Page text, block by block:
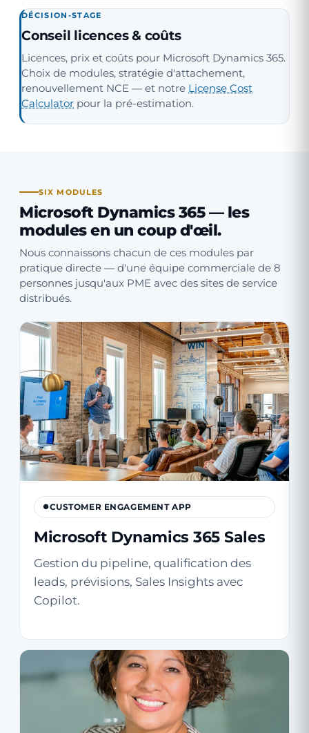
DÉCISION-STAGE
Conseil licences & coûts
Licences, prix et coûts pour Microsoft Dynamics 365.
Choix de modules, stratégie d'attachement,
renouvellement NCE — et notre License Cost
Calculator pour la pré-estimation.
SIX MODULES
Microsoft Dynamics 365 — les
modules en un coup d'œil.
Nous connaissons chacun de ces modules par
pratique directe — d'une équipe commerciale de 8
personnes jusqu'aux PME avec des sites de service
distribués.
CUSTOMER ENGAGEMENT APP
Microsoft Dynamics 365 Sales
Gestion du pipeline, qualification des
leads, prévisions, Sales Insights avec
Copilot.